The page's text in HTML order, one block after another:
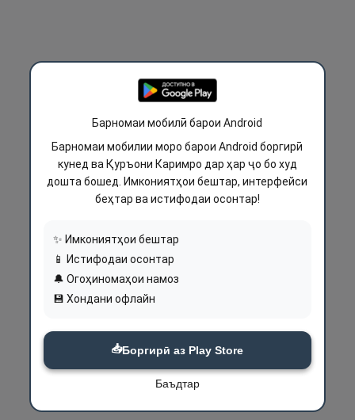
Барномаи мобилӣ барои Android
Барномаи мобилии моро барои Android боргирӣ
кунед ва Қуръони Каримро дар ҳар ҷо бо худ
дошта бошед. Имкониятҳои бештар, интерфейси
беҳтар ва истифодаи осонтар!
✨ Имкониятҳои бештар
📱 Истифодаи осонтар
🔔 Огоҳиномаҳои намоз
💾 Хондани офлайн
📥Боргирӣ аз Play Store
Баъдтар